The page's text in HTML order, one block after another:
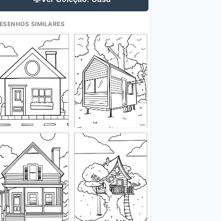
SIMILARES